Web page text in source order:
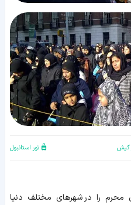
کیش تور استانبول
محرم را در شهرهای مختلف دنیا